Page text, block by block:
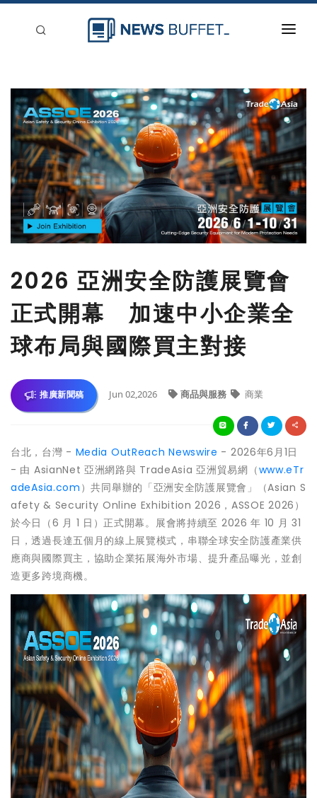
新聞稿分類
登入
刊登
2026 亞洲安全防護展覽會
正式開幕 加速中小企業全
球布局與國際買主對接
推廣新聞稿 Jun 02,2026 商品與服務 商業
台北，台灣 - Media OutReach Newswire - 2026年6月1日
- 由 AsianNet 亞洲網路與 TradeAsia 亞洲貿易網（www.eTr
adeAsia.com ）共同舉辦的「亞洲安全防護展覽會」（Asian S
afety & Security Online Exhibition 2026，ASSOE 2026）
於今日（6 月 1 日）正式開幕。展會將持續至 2026 年 10 月 31
日，透過長達五個月的線上展覽模式，串聯全球安全防護產業供
應商與國際買主，協助企業拓展海外市場、提升產品曝光，並創
造更多跨境商機。